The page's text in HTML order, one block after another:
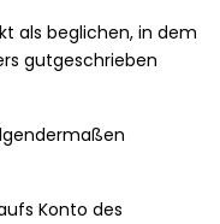
als beglichen, in dem
gutgeschrieben
Konto des